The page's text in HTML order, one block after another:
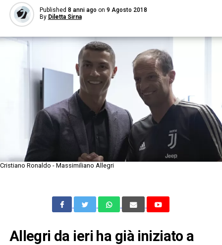
Published 8 anni ago on 9 Agosto 2018
By Diletta Sirna
Cristiano Ronaldo - Massimiliano Allegri
Allegri da ieri ha già iniziato a